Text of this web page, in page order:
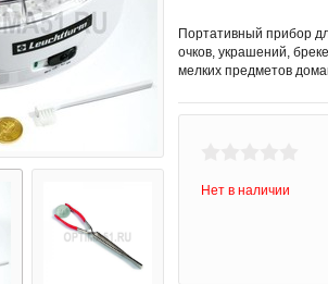
Портативный прибор
очков, украшений,
мелких предметов
Нет в наличии